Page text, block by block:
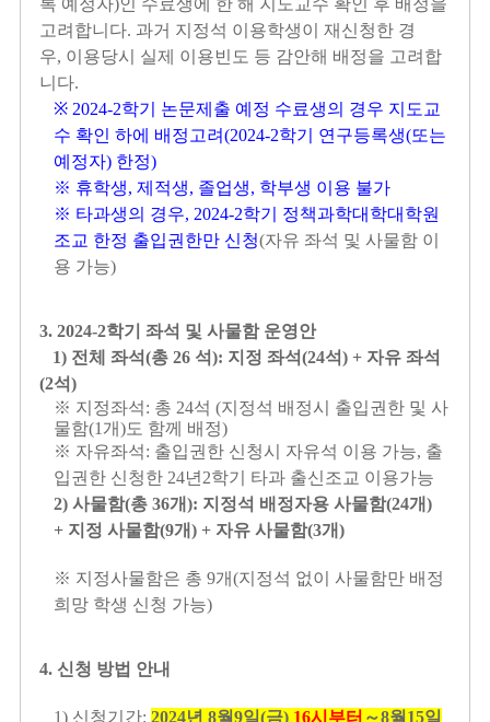
록 예정자)인 수료생에 한 해 지도교수 확인 후 배정을
고려합니다. 과거 지정석 이용학생이 재신청한 경
우, 이용당시 실제 이용빈도 등 감안해 배정을 고려합
니다.
※ 2024-2학기 논문제출 예정 수료생의 경우 지도교
수 확인 하에 배정고려(2024-2학기 연구등록생(또는
예정자) 한정)
※ 휴학생,제적생, 졸업생, 학부생 이용 불가
※ 타과생의 경우, 2024-2학기 정책과학대학대학원
조교 한정 출입권한만 신청(자유 좌석 및 사물함 이
용 가능)
3. 2024-2학기 좌석 및 사물함 운영안
1) 전체 좌석(총 26 석): 지정 좌석(24석) + 자유 좌석
(2석)
※ 지정좌석: 총 24석 (지정석 배정시 출입권한 및 사
물함(1 개)도 함께 배정)
※ 자유좌석: 출입권한 신청시 자유석 이용 가능, 출
입권한 신청한 24년 2학기 타과 출신조교 이용가능
2)사물함(총 36개): 지정석 배정자용 사물함(24개)
+ 지정 사물함(9개) + 자유 사물함(3개)
※ 지정사물함은 총 9개(지정석 없이 사물함만 배정
희망 학생 신청 가능)
4. 신청 방법 안내
1) 신청기간:2024년8월9일(금) 16시부터 ～8월 15일